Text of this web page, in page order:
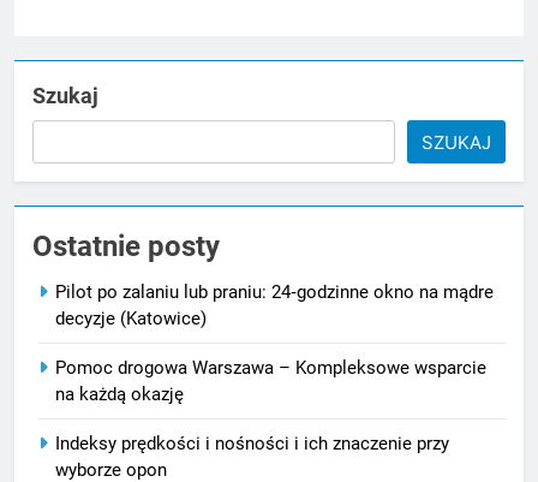
Szukaj
SZUKAJ
Ostatnie posty
Pilot po zalaniu lub praniu: 24‑godzinne okno na mądre
decyzje (Katowice)
Pomoc drogowa Warszawa – Kompleksowe wsparcie
na każdą okazję
Indeksy prędkości i nośności i ich znaczenie przy
wyborze opon